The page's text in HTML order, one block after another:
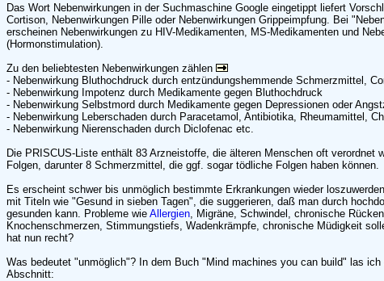
Das Wort Nebenwirkungen in der Suchmaschine Google eingetippt liefert
Cortison, Nebenwirkungen Pille oder Nebenwirkungen Grippeimpfung. Bei
erscheinen Nebenwirkungen zu HIV-Medikamenten, MS-Medikamenten und
(Hormonstimulation).
Zu den beliebtesten Nebenwirkungen zählen
- Nebenwirkung Bluthochdruck durch entzündungshemmende Schmerzmittel,
- Nebenwirkung Impotenz durch Medikamente gegen Bluthochdruck
- Nebenwirkung Selbstmord durch Medikamente gegen Depressionen oder
- Nebenwirkung Leberschaden durch Paracetamol, Antibiotika, Rheumamittel,
- Nebenwirkung Nierenschaden durch Diclofenac etc.
Die PRISCUS-Liste enthält 83 Arzneistoffe, die älteren Menschen oft verordnet
Folgen, darunter 8 Schmerzmittel, die ggf. sogar tödliche Folgen haben können.
Es erscheint schwer bis unmöglich bestimmte Erkrankungen wieder
mit Titeln wie "Gesund in sieben Tagen", die suggerieren, daß man durch
gesunden kann. Probleme wie Allergien , Migräne, Schwindel, chronische
Knochenschmerzen, Stimmungstiefs, Wadenkrämpfe, chronische Müdigkeit
hat nun recht?
Was bedeutet "unmöglich"? In dem Buch "Mind machines you can build" las
Abschnitt: